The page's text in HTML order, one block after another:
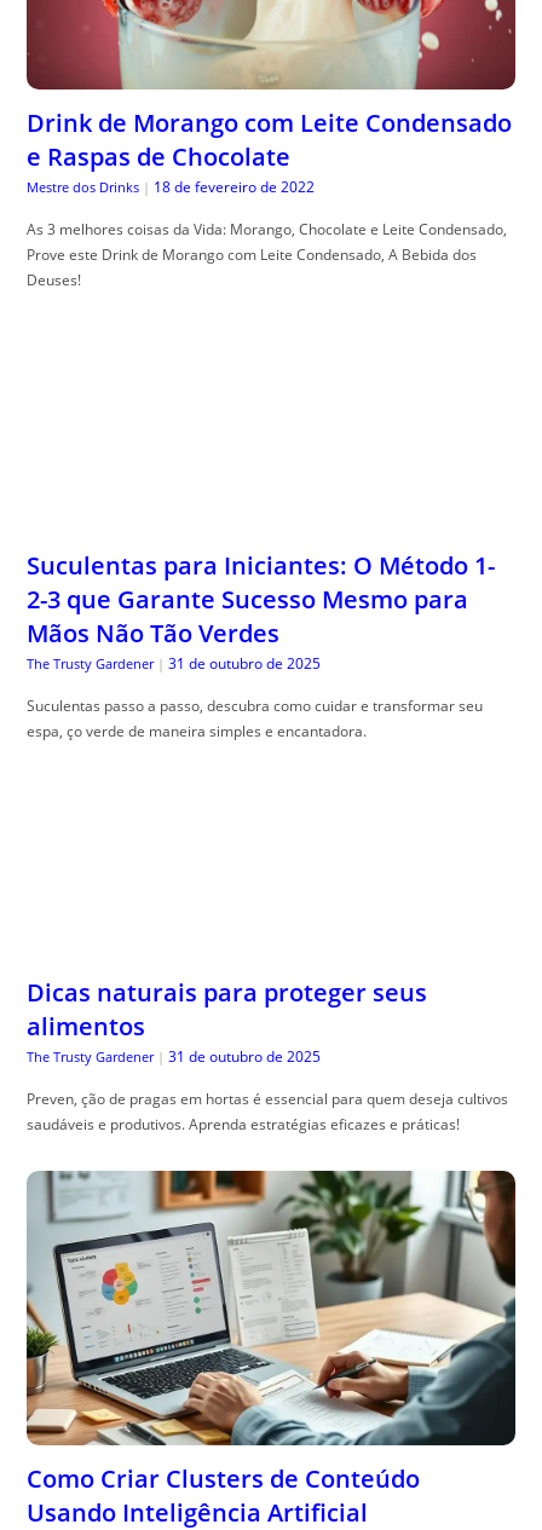
Drink de Morango com Leite Condensado
e Raspas de Chocolate
Mestre dos Drinks | 18 de fevereiro de 2022
As 3 melhores coisas da Vida: Morango, Chocolate e Leite Condensado,
Prove este Drink de Morango com Leite Condensado, A Bebida dos
Deuses!
Suculentas para Iniciantes: O Método 1-
2-3 que Garante Sucesso Mesmo para
Mãos Não Tão Verdes
The Trusty Gardener | 31 de outubro de 2025
Suculentas passo a passo, descubra como cuidar e transformar seu
espa, ço verde de maneira simples e encantadora.
Dicas naturais para proteger seus
alimentos
The Trusty Gardener | 31 de outubro de 2025
Preven, ção de pragas em hortas é essencial para quem deseja cultivos
saudáveis e produtivos. Aprenda estratégias eficazes e práticas!
Como Criar Clusters de Conteúdo
Usando Inteligência Artificial